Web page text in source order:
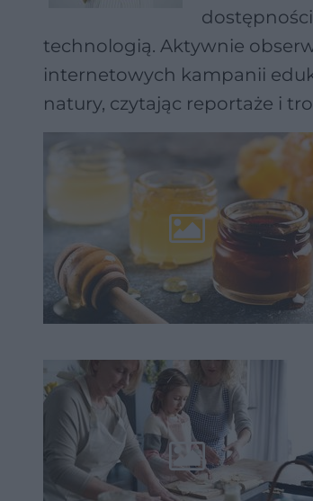
technologią. Aktywnie
internetowych kampanii
natury, czytając reportaże i